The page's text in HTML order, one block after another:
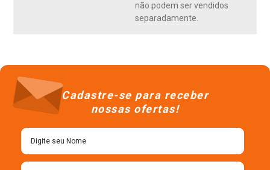
não podem ser vendidos
separadamente.
Cadastre-se para receber
nossas ofertas!